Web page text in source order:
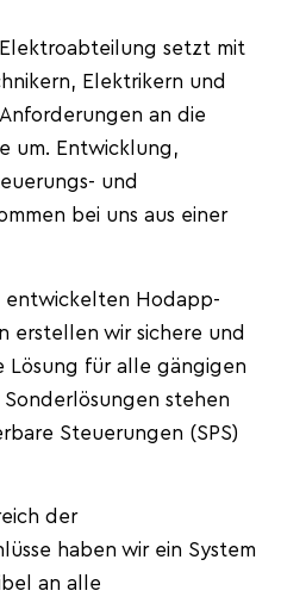
setzt mit
Elektrikern und
an die
um. Entwicklung,
und
bei uns aus einer
entwickelten Hodapp-
erstellen wir sichere und
Lösung für alle gängigen
stehen
Steuerungen (SPS)
der
haben wir ein System
an alle